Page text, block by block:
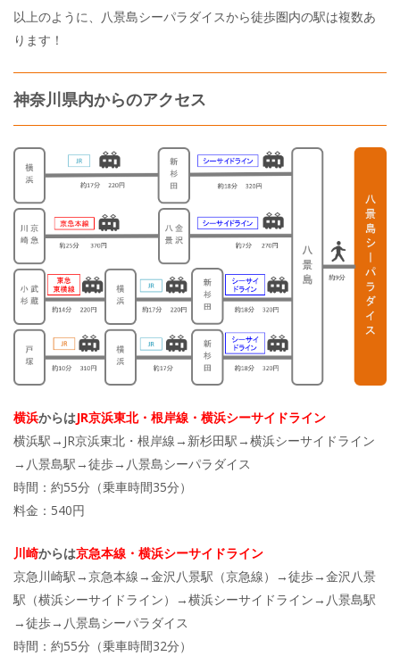
以上のように、八景島シーパラダイスから徒歩圏内の駅は複数あ
ります！
神奈川県内からのアクセス
横浜からはJR京浜東北・根岸線・横浜シーサイドライン
横浜駅→JR京浜東北・根岸線→新杉田駅→横浜シーサイドライン
→八景島駅→徒歩→八景島シーパラダイス
時間：約55分（乗車時間35分）
料金：540円
川崎からは京急本線・横浜シーサイドライン
京急川崎駅→京急本線→金沢八景駅（京急線）→徒歩→金沢八景
駅（横浜シーサイドライン）→横浜シーサイドライン→八景島駅
→徒歩→八景島シーパラダイス
時間：約55分（乗車時間32分）